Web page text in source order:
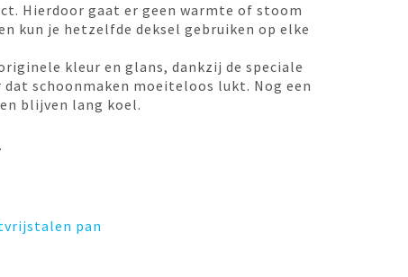
Hierdoor gaat er geen warmte of stoom
kun je hetzelfde deksel gebruiken op elke
kleur en glans, dankzij de speciale
schoonmaken moeiteloos lukt. Nog een
blijven lang koel.
pan